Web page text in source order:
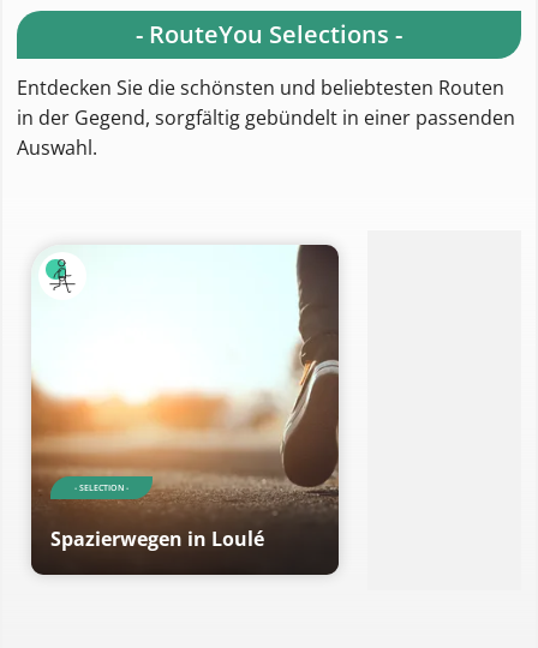
- RouteYou Selections -
Entdecken Sie die schönsten und beliebtesten Routen
in der Gegend, sorgfältig gebündelt in einer passenden
Auswahl.
- SELECTION -
Spazierwegen in Loulé